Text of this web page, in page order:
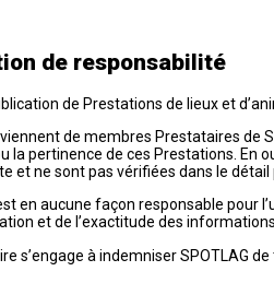
de responsabilité
de Prestations de lieux et
de membres Prestataires de
la pertinence de ces Prestations.
et ne sont pas vérifiées dans le détail
en aucune façon responsable
et de l’exactitude des
s’engage à indemniser SPOTLAG